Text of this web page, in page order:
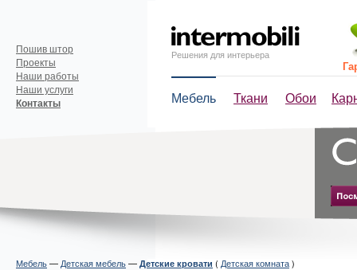
Решения для интерьера
Мебель Ткани Обои
Пошив штор
Проекты
Наши работы
Наши услуги
Контакты
Мебель— Детская мебель— Детские кровати ( Детская комната)